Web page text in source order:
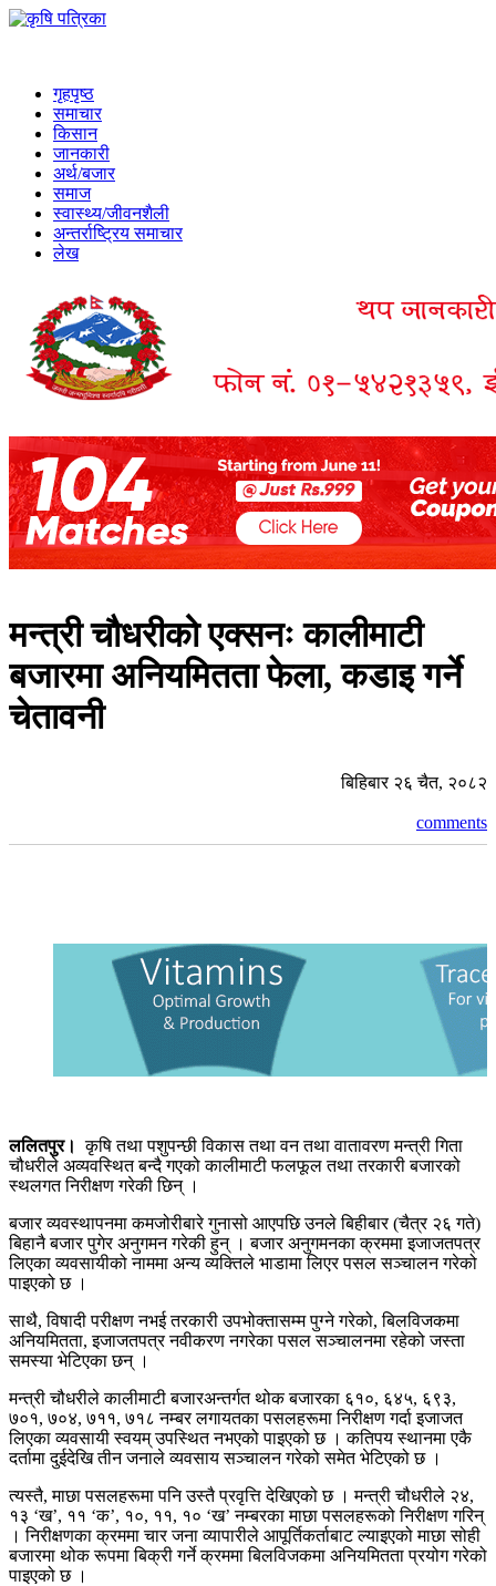
गृहपृष्ठ
समाचार
किसान
जानकारी
अर्थ/बजार
समाज
स्वास्थ्य/जीवनशैली
अन्तर्राष्ट्रिय समाचार
लेख
मन्त्री चौधरीको एक्सनः कालीमाटी
बजारमा अनियमितता फेला, कडाइ गर्ने
चेतावनी
बिहिबार २६ चैत, २०८२
comments
ललितपुर। कृषि तथा पशुपन्छी विकास तथा वन तथा वातावरण मन्त्री गिता
चौधरीले अव्यवस्थित बन्दै गएको कालीमाटी फलफूल तथा तरकारी बजारको
स्थलगत निरीक्षण गरेकी छिन् ।
बजार व्यवस्थापनमा कमजोरीबारे गुनासो आएपछि उनले बिहीबार (चैत्र २६ गते)
बिहानै बजार पुगेर अनुगमन गरेकी हुन् । बजार अनुगमनका क्रममा इजाजतपत्र
लिएका व्यवसायीको नाममा अन्य व्यक्तिले भाडामा लिएर पसल सञ्चालन गरेको
पाइएको छ ।
साथै, विषादी परीक्षण नभई तरकारी उपभोक्तासम्म पुग्ने गरेको, बिलविजकमा
अनियमितता, इजाजतपत्र नवीकरण नगरेका पसल सञ्चालनमा रहेको जस्ता
समस्या भेटिएका छन् ।
मन्त्री चौधरीले कालीमाटी बजारअन्तर्गत थोक बजारका ६१०, ६४५, ६९३,
७०१, ७०४, ७११, ७१८ नम्बर लगायतका पसलहरूमा निरीक्षण गर्दा इजाजत
लिएका व्यवसायी स्वयम् उपस्थित नभएको पाइएको छ । कतिपय स्थानमा एकै
दर्तामा दुईदेखि तीन जनाले व्यवसाय सञ्चालन गरेको समेत भेटिएको छ ।
त्यस्तै, माछा पसलहरूमा पनि उस्तै प्रवृत्ति देखिएको छ । मन्त्री चौधरीले २४,
१३ ‘ख’, ११ ‘क’, १०, ११, १० ‘ख’ नम्बरका माछा पसलहरूको निरीक्षण गरिन्
। निरीक्षणका क्रममा चार जना व्यापारीले आपूर्तिकर्ताबाट ल्याइएको माछा सोही
बजारमा थोक रूपमा बिक्री गर्ने क्रममा बिलविजकमा अनियमितता प्रयोग गरेको
पाइएको छ ।